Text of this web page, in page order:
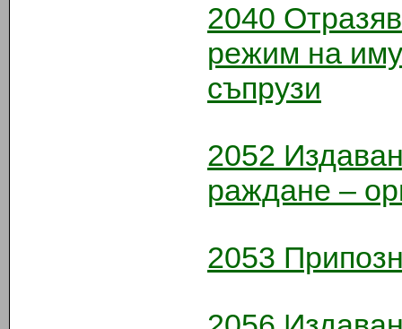
2040
режим на
съпрузи
2052
раждане –
2053